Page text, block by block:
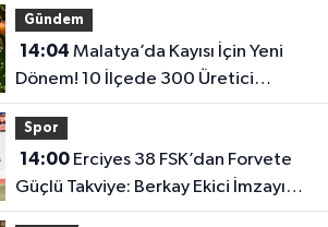
Gündem
14:04
Dönem! 10 İlçede 300 Üretici
Eğitime Alınacak
Spor
14:00Erciyes 38 FSK’dan Forvete
Güçlü Takviye: Berkay Ekici İmzayı
Attı